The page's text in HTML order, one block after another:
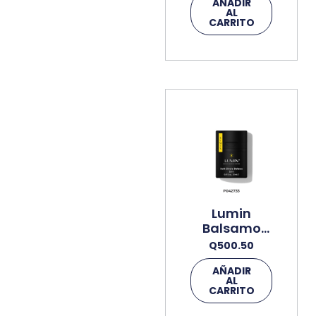
Unidad
AÑADIR
AL
CARRITO
Lumin
Balsamo
Protector
Anti Ojeras
20ml
Q500.50
AÑADIR
AL
CARRITO